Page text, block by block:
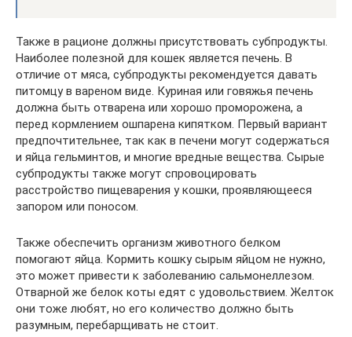
Также в рационе должны присутствовать субпродукты.
Наиболее полезной для кошек является печень. В
отличие от мяса, субпродукты рекомендуется давать
питомцу в вареном виде. Куриная или говяжья печень
должна быть отварена или хорошо проморожена, а
перед кормлением ошпарена кипятком. Первый вариант
предпочтительнее, так как в печени могут содержаться
и яйца гельминтов, и многие вредные вещества. Сырые
субпродукты также могут спровоцировать
расстройство пищеварения у кошки, проявляющееся
запором или поносом.
Также обеспечить организм животного белком
помогают яйца. Кормить кошку сырым яйцом не нужно,
это может привести к заболеванию сальмонеллезом.
Отварной же белок коты едят с удовольствием. Желток
они тоже любят, но его количество должно быть
разумным, перебарщивать не стоит.